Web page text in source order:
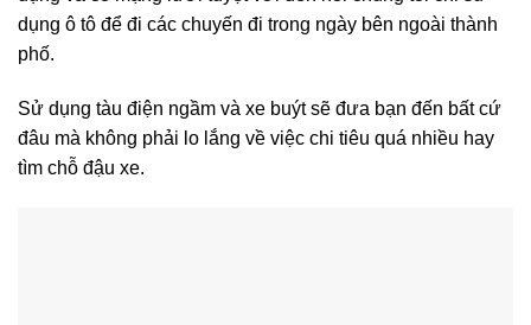
dụng ô tô để đi các chuyến đi trong ngày bên ngoài thành
phố.
Sử dụng tàu điện ngầm và xe buýt sẽ đưa bạn đến bất cứ
đâu mà không phải lo lắng về việc chi tiêu quá nhiều hay
tìm chỗ đậu xe.